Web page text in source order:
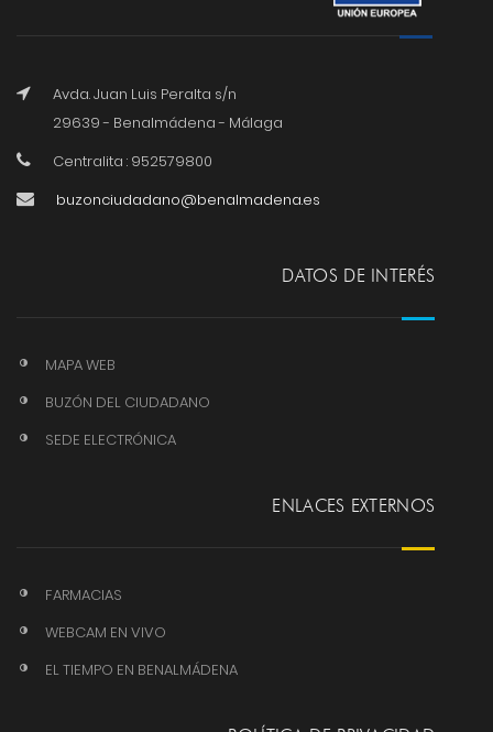
Avda. Juan Luis Peralta s/n
29639 - Benalmádena - Málaga
Centralita : 952579800
buzonciudadano@benalmadena.es
DATOS DE INTERÉS
MAPA WEB
BUZÓN DEL CIUDADANO
SEDE ELECTRÓNICA
ENLACES EXTERNOS
FARMACIAS
WEBCAM EN VIVO
EL TIEMPO EN BENALMÁDENA